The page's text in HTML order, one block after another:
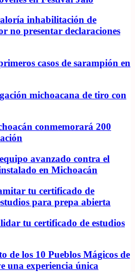
inhabilitación de
no presentar declaraciones
casos de sarampión en
michoacana de tiro con
conmemorará 200
avanzado contra el
en Michoacán
tu certificado de
para prepa abierta
tu certificado de estudios
de los 10 Pueblos Mágicos de
una experiencia única